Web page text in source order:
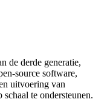
de derde generatie,
source software,
uitvoering van
te ondersteunen.